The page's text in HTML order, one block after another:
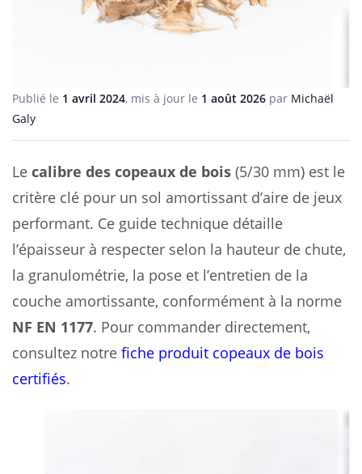
Publié le 1 avril 2024, mis à jour le 1 août 2026 par Michaël
Galy
Le calibre des copeaux de bois (5/30 mm) est le
critère clé pour un sol amortissant d’aire de jeux
performant. Ce guide technique détaille
l’épaisseur à respecter selon la hauteur de chute,
la granulométrie, la pose et l’entretien de la
couche amortissante, conformément à la norme
NF EN 1177. Pour commander directement,
consultez notre fiche produit copeaux de bois
certifiés.